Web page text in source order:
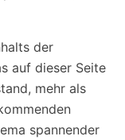
der
auf dieser Seite
mehr als
spannender